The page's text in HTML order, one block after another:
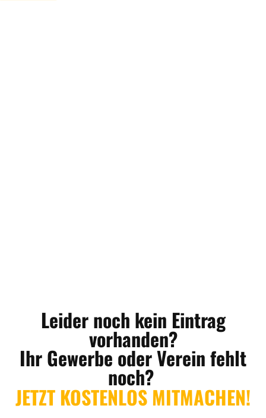
Leider noch kein Eintrag
vorhanden?
Ihr Gewerbe oder Verein fehlt
noch?
JETZT KOSTENLOS MITMACHEN!